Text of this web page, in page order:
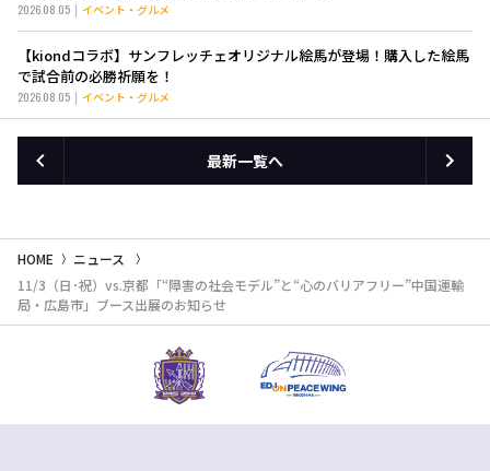
2026.08.05 イベント・グルメ
【kiondコラボ】サンフレッチェオリジナル絵馬が登場！購入した絵馬
で試合前の必勝祈願を！
2026.08.05 イベント・グルメ
最新一覧へ
HOME
ニュース
11/3（日･祝）vs.京都「“障害の社会モデル”と“心のバリアフリー”中国運輸
局・広島市」ブース出展のお知らせ